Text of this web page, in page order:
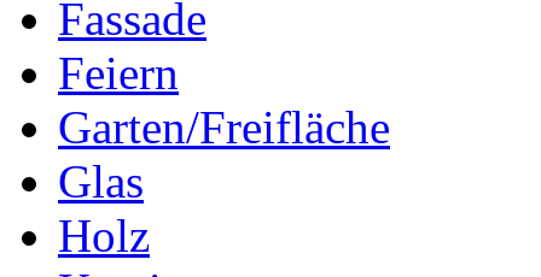
Fassade
Feiern
Garten/Freifläche
Glas
Holz